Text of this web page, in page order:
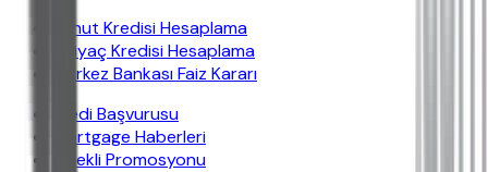
Konut Kredisi Hesaplama
İhtiyaç Kredisi Hesaplama
Merkez Bankası Faiz Kararı
Kredi Başvurusu
Mortgage Haberleri
Emekli Promosyonu